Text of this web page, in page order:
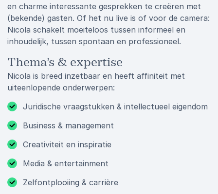
en charme interessante gesprekken te creëren met
(bekende) gasten. Of het nu live is of voor de camera:
Nicola schakelt moeiteloos tussen informeel en
inhoudelijk, tussen spontaan en professioneel.
Thema’s & expertise
Nicola is breed inzetbaar en heeft affiniteit met
uiteenlopende onderwerpen:
Juridische vraagstukken & intellectueel eigendom
Business & management
Creativiteit en inspiratie
Media & entertainment
Zelfontplooiing & carrière